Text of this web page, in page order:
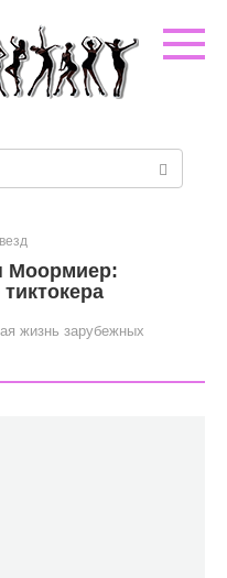
Моормиер:
жизнь зарубежных